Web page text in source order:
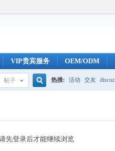
VIP贵宾服务 OEM/ODM
帖子
索
热搜: 活动 交友 discuz
先登录后才能继续浏览